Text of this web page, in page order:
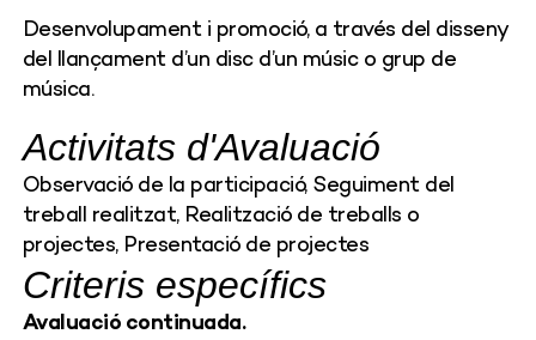
Desenvolupament i promoció, a través del disseny
del llançament d’un disc d’un músic o grup de
música.
Activitats d'Avaluació
Observació de la participació, Seguiment del
treball realitzat, Realització de treballs o
projectes, Presentació de projectes
Criteris específics
Avaluació continuada.